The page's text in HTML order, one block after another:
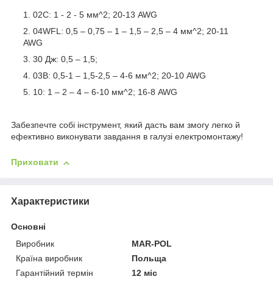
02C: 1 - 2 - 5 мм^2; 20-13 AWG
04WFL: 0,5 – 0,75 – 1 – 1,5 – 2,5 – 4 мм^2; 20-11
AWG
30 Дж: 0,5 – 1,5;
03B: 0,5-1 – 1,5-2,5 – 4-6 мм^2; 20-10 AWG
10: 1 – 2 – 4 – 6-10 мм^2; 16-8 AWG
Забезпечте собі інструмент, який дасть вам змогу легко й
ефективно виконувати завдання в галузі електромонтажу!
Приховати
Характеристики
Основні
Виробник
MAR-POL
Країна виробник
Польща
Гарантійний термін
12 міс